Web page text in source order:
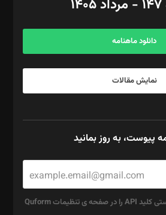
دانلود ماهنامه
نمایش مقالات
پیوست، به روز بمانید
برای استفاده از ریکپچا بایستی کلید API را در صفحه ی تنظیمات Quform